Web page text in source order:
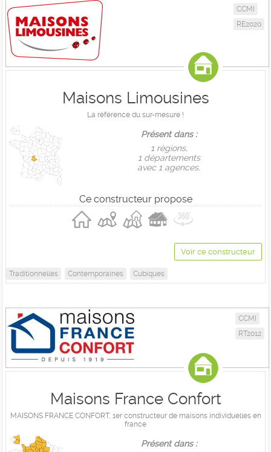
CCMI
RE2020
Maisons Limousines
La référence du sur-mesure !
Présent dans :
1 règions,
1 départements
avec 1 agences.
Ce constructeur propose
Voir ce constructeur
Traditionnelles Contemporaines Cubiques
CCMI
RT2012
Maisons France Confort
MAISONS FRANCE CONFORT, 1er constructeur de maisons individuelles en
france
Présent dans :